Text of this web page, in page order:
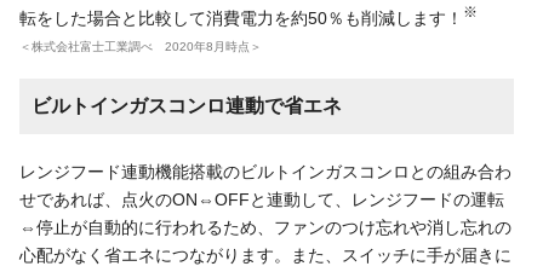
転をした場合と比較して消費電力を約50％も削減します！ ※
＜株式会社富士工業調べ 2020年8月時点＞
ビルトインガスコンロ連動で省エネ
レンジフード連動機能搭載のビルトインガスコンロとの組み合わ
せであれば、点火のON⇔OFFと連動して、レンジフードの運転
⇔停止が自動的に行われるため、ファンのつけ忘れや消し忘れの
心配がなく省エネにつながります。また、スイッチに手が届きに